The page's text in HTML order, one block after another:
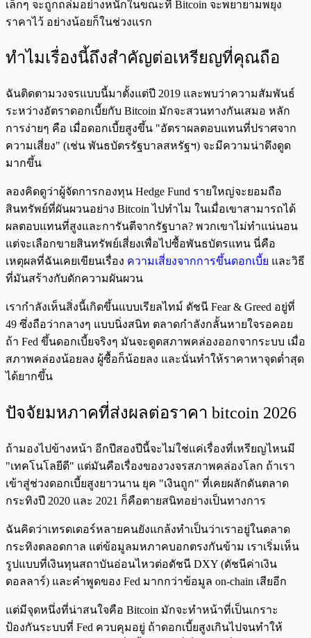
เล็กๆ จะถูกถล่มอย่างหนักในขณะที่ Bitcoin จะพยายามพยุง
ราคาไว้ อย่างน้อยก็ในช่วงแรก
ทำไมเรื่องนี้ถึงสำคัญต่อเหรียญที่คุณถือ
ฉันติดตามวงจรแบบนี้มาตั้งแต่ปี 2019 และพบว่าความสัมพันธ์
ระหว่างอัตราดอกเบี้ยกับ Bitcoin มักจะสวนทางกันเสมอ หลัก
การง่ายๆ คือ เมื่อดอกเบี้ยสูงขึ้น "อัตราผลตอบแทนที่ปราศจาก
ความเสี่ยง" (เช่น พันธบัตรรัฐบาลสหรัฐฯ) จะมีความน่าดึงดูด
มากขึ้น
ลองคิดดูว่าผู้จัดการกองทุน Hedge Fund รายใหญ่จะยอมถือ
สินทรัพย์ที่ผันผวนอย่าง Bitcoin ไปทำไม ในเมื่อเขาสามารถได้
ผลตอบแทนที่สูงและการันตีจากรัฐบาล? พวกเขาไม่ทำแน่นอน
แต่จะเลือกขายสินทรัพย์เสี่ยงเพื่อไปซื้อพันธบัตรแทน นี่คือ
เหตุผลที่ฉันเคยเขียนเรื่อง ความเสี่ยงจากการขึ้นดอกเบี้ย และวิธี
ที่มันสร้างกับดักความผันผวน
เรากำลังเห็นสิ่งนี้เกิดขึ้นแบบเรียลไทม์ ดัชนี Fear & Greed อยู่ที่
49 ซึ่งถือว่ากลางๆ แบบนิ่งสนิท ตลาดกำลังกลั้นหายใจรอคอย
ถ้า Fed ขึ้นดอกเบี้ยจริงๆ มันจะดูดสภาพคล่องออกจากระบบ เมื่อ
สภาพคล่องน้อยลง ผู้ซื้อก็น้อยลง และนั่นทำให้ราคาหาจุดต่ำสุด
ได้ยากขึ้น
ปัจจัยมหภาคที่ส่งผลต่อราคา bitcoin 2026
ถ้ามองไปข้างหน้า อีกปีสองปีนี้จะไม่ใช่แค่เรื่องที่เหรียญไหนมี
"เทคโนโลยีดี" แต่มันคือเรื่องของวงจรสภาพคล่องโลก ถ้าเรา
เข้าสู่ช่วงดอกเบี้ยสูงยาวนาน ยุค "เงินถูก" ที่เคยผลักดันตลาด
กระทิงปี 2020 และ 2021 ก็คือตายสนิทอย่างเป็นทางการ
ฉันคิดว่าเทรดเดอร์หลายคนยังแกล้งทำเป็นว่าเราอยู่ในตลาด
กระทิงตลอดกาล แต่ข้อมูลมหภาคบอกตรงกันข้าม เราเริ่มเห็น
รูปแบบที่เงินทุนสถาบันอ่อนไหวต่อดัชนี DXY (ดัชนีค่าเงิน
ดอลลาร์) และคำพูดของ Fed มากกว่าข้อมูล on-chain เสียอีก
แต่มีจุดหนึ่งที่น่าสนใจคือ Bitcoin มักจะทำหน้าที่เป็นเกราะ
ป้องกันระบบที่ Fed ควบคุมอยู่ ถ้าดอกเบี้ยสูงเกินไปจนทำให้